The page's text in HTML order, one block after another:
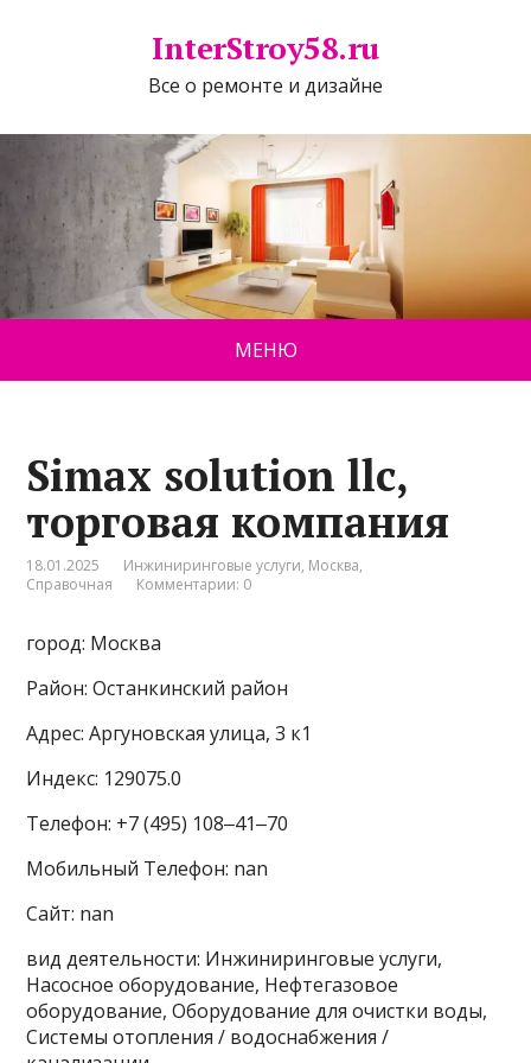
InterStroy58.ru
Все о ремонте и дизайне
МЕНЮ
Simax solution llc,
торговая компания
18.01.2025 Инжиниринговые услуги, Москва,
Справочная
Комментарии: 0
город: Москва
Район: Останкинский район
Адрес: Аргуновская улица, 3 к1
Индекс: 129075.0
Телефон: +7 (495) 108‒41‒70
Мобильный Телефон: nan
Сайт: nan
вид деятельности: Инжиниринговые услуги,
Насосное оборудование, Нефтегазовое
оборудование, Оборудование для очистки воды,
Системы отопления / водоснабжения /